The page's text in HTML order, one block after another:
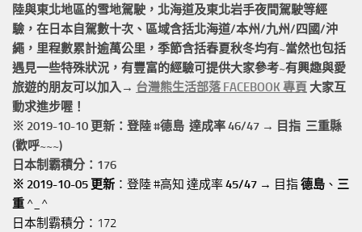
陸與東北地區的雪地駕駛 ，北海道及東北岩手夜間駕駛等經
驗，在日本自駕數十次、區域含括北海道/本州/九州/四國/沖
繩， 里程數累計逾萬公里 ，季節含括春夏秋冬均有~當然也包括
遇見一些特殊狀況，有豐富的經驗可提供大家參考~有興趣與愛
旅遊的朋友可以加入→ 台灣熊生活部落 FACEBOOK 專頁 大家互
動求進步喔！
※ 2019-10-10 更新：登陸 #德島 達成率 46/47 → 目指 三重縣
(歡呼~~~)
日本制霸積分：176
※ 2019-10-05 更新 ：登陸 #高知 達成率45/47 → 目指德島 、 三
重 ^_^
日本制霸積分：172